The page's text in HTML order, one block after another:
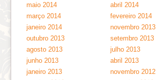
maio 2014
abril 2014
março 2014
fevereiro 2014
janeiro 2014
novembro 2013
outubro 2013
setembro 2013
agosto 2013
julho 2013
junho 2013
abril 2013
janeiro 2013
novembro 2012